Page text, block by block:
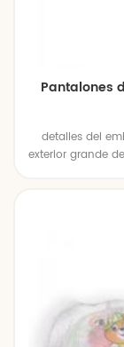
Pantalones
detalles del
exterior grande